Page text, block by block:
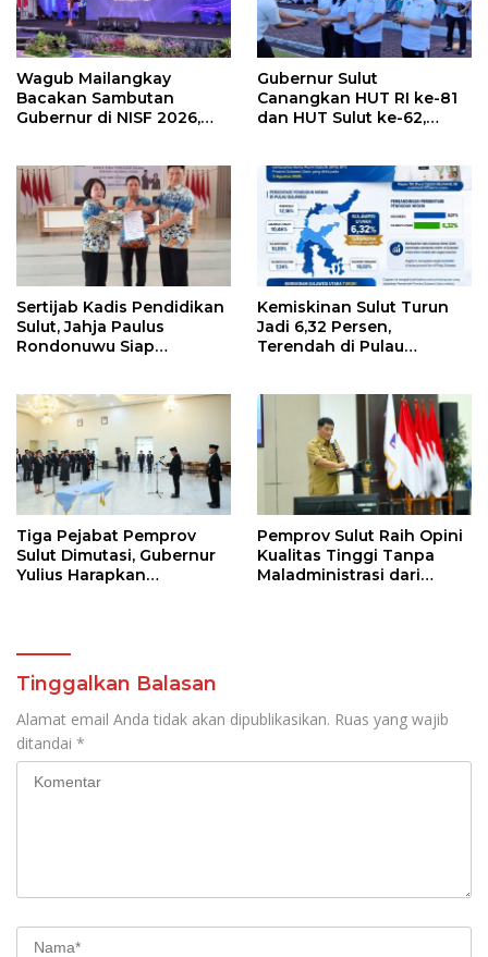
Wagub Mailangkay
Bacakan Sambutan
Gubernur di NISF 2026,
Kelapa ke Investor
Gubernur Sulut
Canangkan HUT RI ke-81
dan HUT Sulut ke-62,
Kendaraan
Sertijab Kadis Pendidikan
Sulut, Jahja Paulus
Rondonuwu Siap
Kemiskinan Sulut Turun
Jadi 6,32 Persen,
Terendah di Pulau
Tiga Pejabat Pemprov
Sulut Dimutasi, Gubernur
Yulius Harapkan
Pemprov Sulut Raih Opini
Kualitas Tinggi Tanpa
Maladministrasi dari
Tinggalkan Balasan
Alamat email Anda tidak akan dipublikasikan. Ruas yang wajib
ditandai *